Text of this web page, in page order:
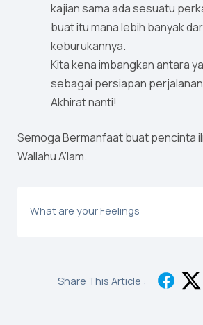
kajian sama ada sesuatu
buat itu mana lebih banyak
keburukannya.
Kita kena imbangkan antara
sebagai persiapan
Akhirat nanti!
Semoga Bermanfaat buat pencinta
Wallahu A’lam.
What are your Feelings
Share This Article :